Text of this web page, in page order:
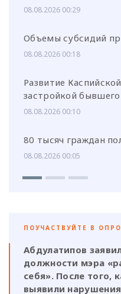
08.08.2026 00:29
Объемы субсидий
08.08.2026 00:18
Развитие
застройкой
08.08.2026 00:10
80 тысяч граждан
08.08.2026 00:05
ПОУЧАСТВУЙТЕ В
Абдулатипов
должности мэра
себя». После того,
выявили